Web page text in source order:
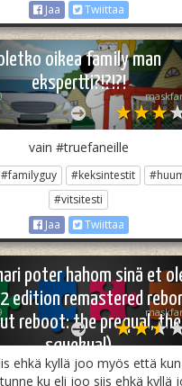
Jaa
Twiittaa
oikea family man
ekspertti?!?!?!
vain #truefaneille
#familyguy #keksintestit
#vitsitesti
Jaa
Twiittaa
poter hahom sinä et
edition remastered
reboot: the prequal, the
squekual)
ehkä kyllä joo myös että
ku eli joo siis ehkä kyllä